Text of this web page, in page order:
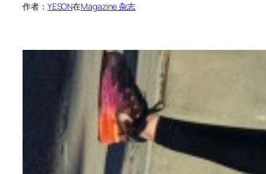
作者： YESON在Magazine 杂志